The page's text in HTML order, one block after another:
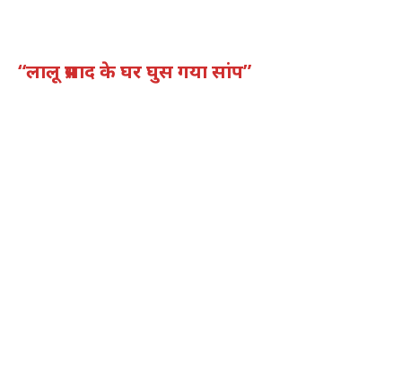
“लालू प्रसाद के घर घुस गया सांप”